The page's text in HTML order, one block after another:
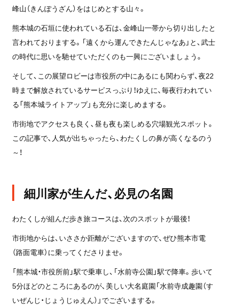
峰山（きんぽうざん）をはじめとする山々。
熊本城の石垣に使われている石は、金峰山一帯から切り出したと
言われておりまする。「遠くから運んできたんじゃなあ」と、武士
の時代に思いを馳せていただくのも一興にございましょう。
そして、この展望ロビーは市役所の中にあるにも関わらず、夜22
時まで解放されているサービスっぷり！ゆえに、毎夜行われてい
る「熊本城ライトアップ」も充分に楽しめまする。
市街地でアクセスも良く、昼も夜も楽しめる穴場観光スポット。
この記事で、人気が出ちゃったら、わたくしの鼻が高くなるのう
～！
細川家が生んだ、必見の名園
わたくしが組んだ歩き旅コースは、次のスポットが最後！
市街地からは、いささか距離がございますので、ぜひ熊本市電
（路面電車）に乗ってくださりませ。
「熊本城・市役所前」駅で乗車し、「水前寺公園」駅で降車。歩いて
5分ほどのところにあるのが、美しい大名庭園「水前寺成趣園（す
いぜんじ・じょうじゅえん）」でございまする。